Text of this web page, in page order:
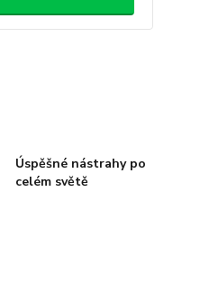
Úspěšné nástrahy po
celém světě